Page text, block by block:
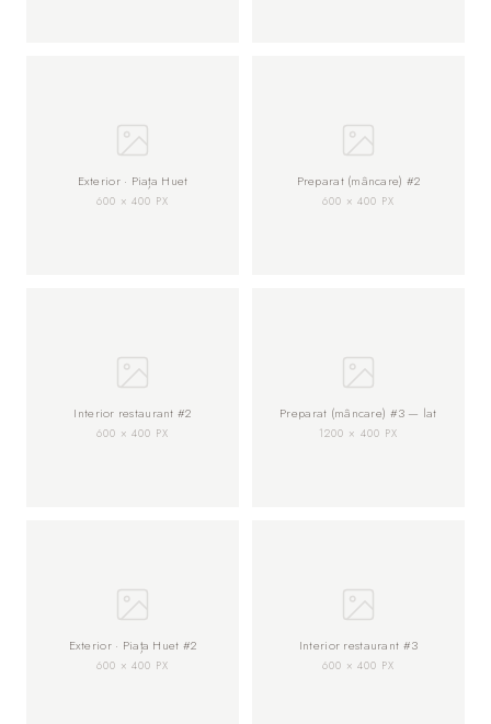
Exterior · Piața Huet
600 × 400 PX
Preparat (mâncare) #2
600 × 400 PX
Interior restaurant #2
600 × 400 PX
Preparat (mâncare) #3 — lat
1200 × 400 PX
Exterior · Piața Huet #2
600 × 400 PX
Interior restaurant #3
600 × 400 PX